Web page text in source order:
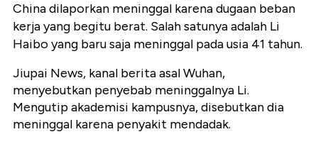
China dilaporkan meninggal karena dugaan beban
kerja yang begitu berat. Salah satunya adalah Li
Haibo yang baru saja meninggal pada usia 41 tahun.
Jiupai News, kanal berita asal Wuhan,
menyebutkan penyebab meninggalnya Li.
Mengutip akademisi kampusnya, disebutkan dia
meninggal karena penyakit mendadak.